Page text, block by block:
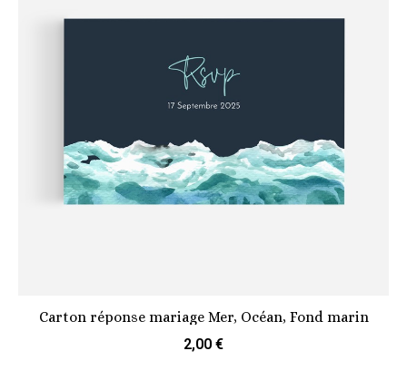
Carton réponse mariage Mer, Océan, Fond marin
2,00 €